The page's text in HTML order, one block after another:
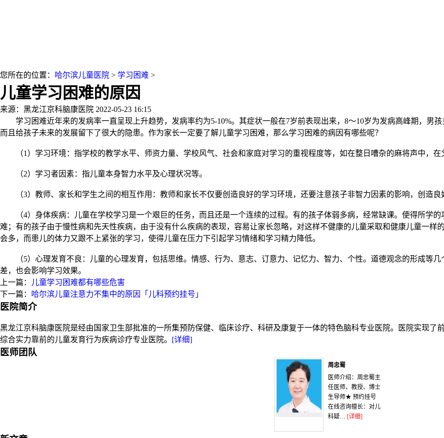
您所在的位置： 哈尔滨儿童医院 > 学习困难 >
儿童学习困难的原因
来源：黑龙江京科脑康医院 2022-05-23 16:15
学习困难近年来的发病率一直呈现上升趋势，发病率约为5-10%。其症状一般在7岁前表现出来，8～10岁为发病高峰期，男
而且给孩子未来的发展留下了很大的隐患。作为家长一定要了解儿童学习困难，那么学习困难的病因有哪些呢？
（1）学习环境：指学校的教学水平、师资力量、学校风气、社会和家庭对学习的重视程度等，如在整日嘈杂的麻将声中，在
（2）学习者因素：指儿童本身智力水平及心理状况等。
（3）教师、家长和学生之间的相互作用：教师和家长不仅要创造良好的学习环境，还要注意孩子非智力因素的影响，创造良
（4）身体疾病：儿童在学校学习是一个艰巨的任务，而且还是一个连续的过程。有的孩子体弱多病，经常缺课。使得所学的
难；有的孩子由于慢性病和先天性疾病，由于没有什么疾病的表现，容易让家长忽略，对这样不健康的儿童采取和健康儿童一样
会多，而患儿的体力又跟不上紧张的学习，使得儿童在压力下引起学习情绪和学习精力降低。
（5）心理发育不良：儿童的心理发育，包括思维。情感、行为、意志、订意力、记忆力、智力、个性。道德观念的形成等几
差，也会影响学习效果。
上一篇：
儿童学习困难都有哪些危害
下一篇： 哈尔滨儿童注意力不集中的原因「儿科预约挂号」
医院简介
黑龙江京科脑康医院是经由国家卫生部批准的一所集预防保健、临床诊疗、科研及康复于一体的特色脑科专业医院。医院实现了
综合实力靠前的儿童发育行为疾病诊疗专业医院。 [详细]
医师团队
周忠蜀
医师介绍：周忠蜀主
任医师、教授、博士
生导师★ 预约挂号
在线咨询擅长：对儿
科疑… [详细]